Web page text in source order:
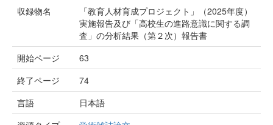
収録物名
「教育人材育成プロジェクト」（2025年度）
実施報告及び「高校生の進路意識に関する調
査」の分析結果（第２次）報告書
開始ページ
63
終了ページ
74
言語
日本語